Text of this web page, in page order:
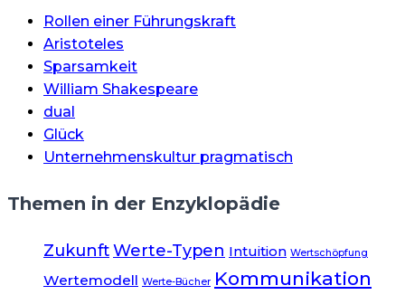
Rollen einer Führungskraft
Aristoteles
Sparsamkeit
William Shakespeare
dual
Glück
Unternehmenskultur pragmatisch
Themen in der Enzyklopädie
ZukunftWerte-Typen Intuition Wertschöpfung
Wertemodell Werte-Bücher Kommunikation